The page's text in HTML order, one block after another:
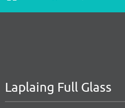
Laplaing Full Glass